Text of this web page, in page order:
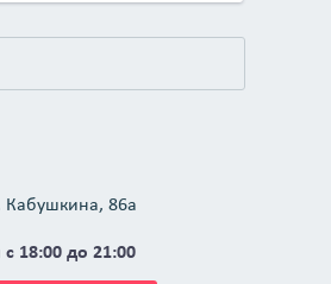
Кабушкина, 86а
с 18:00 до 21:00